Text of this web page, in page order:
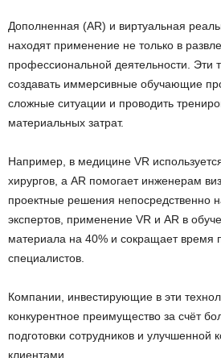
Дополненная (AR) и виртуальная
находят применение не только в
профессиональной деятельности. Эти
создавать иммерсивные обучающие
сложные ситуации и проводить
материальных затрат.
Например, в медицине VR
хирургов, а AR помогает инженерам
проектные решения непосредственно
экспертов, применение VR и AR в
материала на 40% и сокращает время
специалистов.
Компании, инвестирующие в эти
конкурентное преимущество за счёт
подготовки сотрудников и улучшенной
клиентами.